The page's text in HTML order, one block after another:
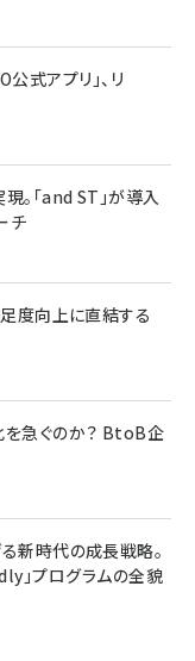
式アプリ」、リ
。「and ST」が導入
チ
度向上に直結する
を急ぐのか？ BtoB企
新時代の成長戦略。
プログラムの全貌